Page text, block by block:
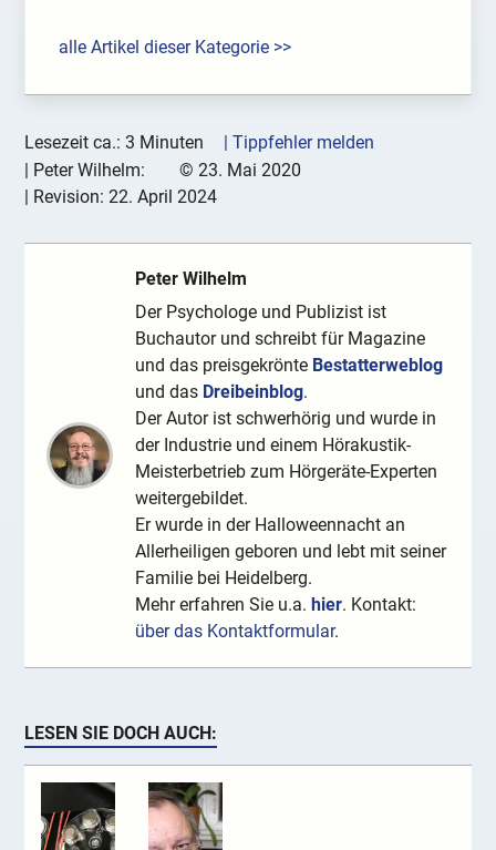
alle Artikel dieser Kategorie >>
Lesezeit ca.: 3 Minuten
| Tippfehler melden
Peter Wilhelm: © 23. Mai 2020
| Revision:22. April 2024
Peter Wilhelm
Der Psychologe und Publizist ist
Buchautor und schreibt für Magazine
und das preisgekrönte Bestatterweblog
und das Dreibeinblog.
Der Autor ist schwerhörig und wurde in
der Industrie und einem Hörakustik-
Meisterbetrieb zum Hörgeräte-Experten
weitergebildet.
Er wurde in der Halloweennacht an
Allerheiligen geboren und lebt mit seiner
Familie bei Heidelberg.
Mehr erfahren Sie u.a. hier. Kontakt:
über das Kontaktformular.
LESEN SIE DOCH AUCH: